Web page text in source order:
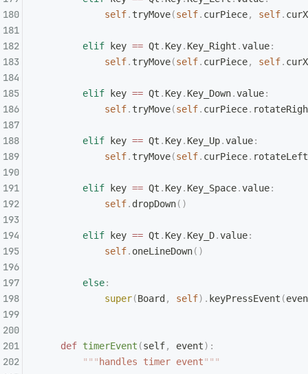
            self
. tryMove(self. curPiece, self.
        elif
key == Qt . Key. Key_Right .value:
            self
. tryMove(self. curPiece, self.
        elif
key == Qt . Key. Key_Down.value:
            self
. tryMove(self. curPiece.
        elif
key == Qt . Key. Key_Up.value:
            self
. tryMove(self. curPiece. rotateLeft
        elif
key == Qt . Key. Key_Space.value:
            self
. dropDown()
        elif
key == Qt . Key. Key_D.value:
            self
. oneLineDown()
        else
:
            super
(Board , self). keyPressEvent (
    def
timerEvent (self, event):
        """
handles timer event"""